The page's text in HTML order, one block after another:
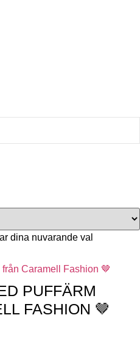
dina nuvarande val
PUFFÄRM
FASHION 🤎